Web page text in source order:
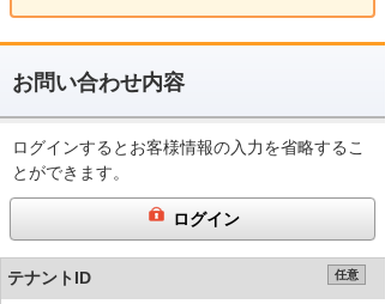
お問い合わせ内容
ログインするとお客様情報の入力を省略するこ
とができます。
ログイン
テナントID 任意